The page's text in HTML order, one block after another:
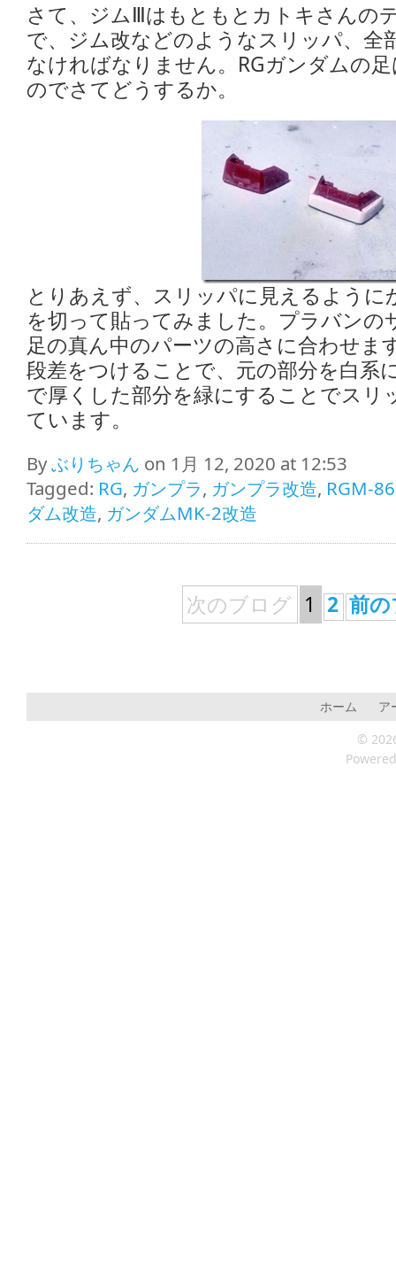
さて、ジムⅢはもともとカトキさんの
で、ジム改などのようなスリッパ、全
なければなりません。RGガンダムの
のでさてどうするか。
とりあえず、スリッパに見えるよう
を切って貼ってみました。プラバンの
足の真ん中のパーツの高さに合わせま
段差をつけることで、元の部分を白系
で厚くした部分を緑にすることでスリ
ています。
Byぶりちゃん on 1月 12, 2020 at 12:53
Tagged: RG, ガンプラ, ガンプラ改造, RGM-
ダム改造, ガンダムMK-2改造
次のブログ 1 2 前
ホーム
ア
©